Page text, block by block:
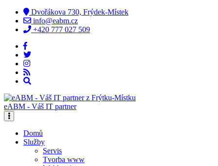
Dvořákova 730, Frýdek-Místek
info@eabm.cz
+420 777 027 509
eABM - Váš IT partner
Domů
Služby
Servis
Tvorba www